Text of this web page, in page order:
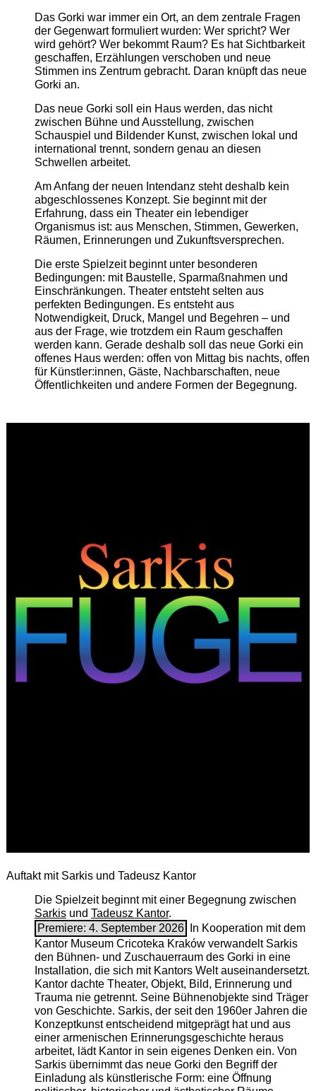
Das Gorki war immer ein Ort, an dem zentrale Fragen
der Gegenwart formuliert wurden: Wer spricht? Wer
wird gehört? Wer bekommt Raum? Es hat Sichtbarkeit
geschaffen, Erzählungen verschoben und neue
Stimmen ins Zentrum gebracht. Daran knüpft das neue
Gorki an.
Das neue Gorki soll ein Haus werden, das nicht
zwischen Bühne und Ausstellung, zwischen
Schauspiel und Bildender Kunst, zwischen lokal und
international trennt, sondern genau an diesen
Schwellen arbeitet.
Am Anfang der neuen Intendanz steht deshalb kein
abgeschlossenes Konzept. Sie beginnt mit der
Erfahrung, dass ein Theater ein lebendiger
Organismus ist: aus Menschen, Stimmen, Gewerken,
Räumen, Erinnerungen und Zukunftsversprechen.
Die erste Spielzeit beginnt unter besonderen
Bedingungen: mit Baustelle, Sparmaßnahmen und
Einschränkungen. Theater entsteht selten aus
perfekten Bedingungen. Es entsteht aus
Notwendigkeit, Druck, Mangel und Begehren – und
aus der Frage, wie trotzdem ein Raum geschaffen
werden kann. Gerade deshalb soll das neue Gorki ein
offenes Haus werden: offen von Mittag bis nachts, offen
für Künstler:innen, Gäste, Nachbarschaften, neue
Öffentlichkeiten und andere Formen der Begegnung.
Auftakt mit Sarkis und Tadeusz Kantor
Die Spielzeit beginnt mit einer Begegnung zwischen
Sarkisund Tadeusz Kantor.
Premiere: 4. September 2026
In Kooperation mit dem
Kantor Museum Cricoteka Kraków verwandelt Sarkis
den Bühnen- und Zuschauerraum des Gorki in eine
Installation, die sich mit Kantors Welt auseinandersetzt.
Kantor dachte Theater, Objekt, Bild, Erinnerung und
Trauma nie getrennt. Seine Bühnenobjekte sind Träger
von Geschichte. Sarkis, der seit den 1960er Jahren die
Konzeptkunst entscheidend mitgeprägt hat und aus
einer armenischen ­Erinnerungsgeschichte heraus
arbeitet, lädt Kantor in sein eigenes Denken ein. Von
Sarkis übernimmt das neue Gorki den Begriff der
Einladung als künstlerische Form: eine Öffnung